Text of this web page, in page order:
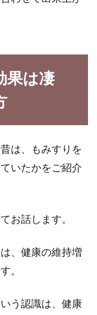
果は凄
は、もみすりを
いたかをご紹介
お話します。
、健康の維持増
。
う認識は、健康